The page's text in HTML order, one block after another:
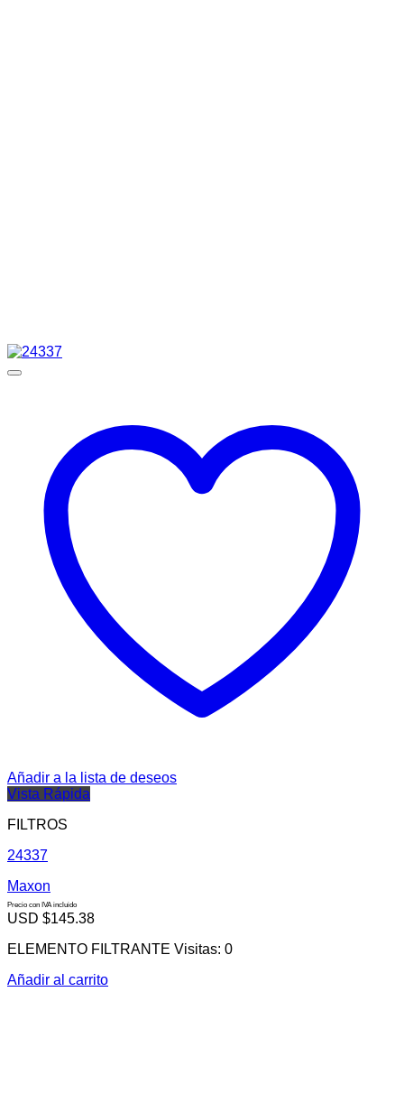
Añadir a la lista de deseos
Vista Rápida
FILTROS
24337
Maxon
Precio con IVA incluido
USD $145.38
ELEMENTO FILTRANTE Visitas: 0
Añadir al carrito